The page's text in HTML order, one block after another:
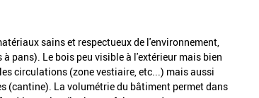
sains et respectueux de l'environnement,
pans). Le bois peu visible à l'extérieur mais bien
circulations (zone vestiaire, etc...) mais aussi
(cantine). La volumétrie du bâtiment permet dans